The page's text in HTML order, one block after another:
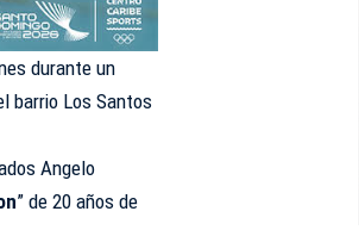
durante un
barrio Los Santos
Angelo
” de 20 años de